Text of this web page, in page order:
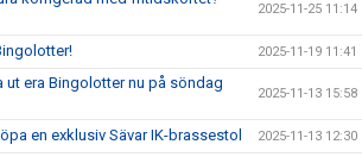
2025-11-25 11:14
2025-11-19 11:41
ut era Bingolotter nu på söndag
2025-11-13 15:58
en exklusiv Sävar IK-brassestol 2025-11-13 12:30